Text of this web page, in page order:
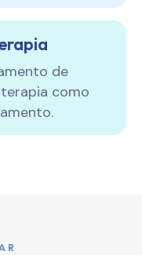
de
como